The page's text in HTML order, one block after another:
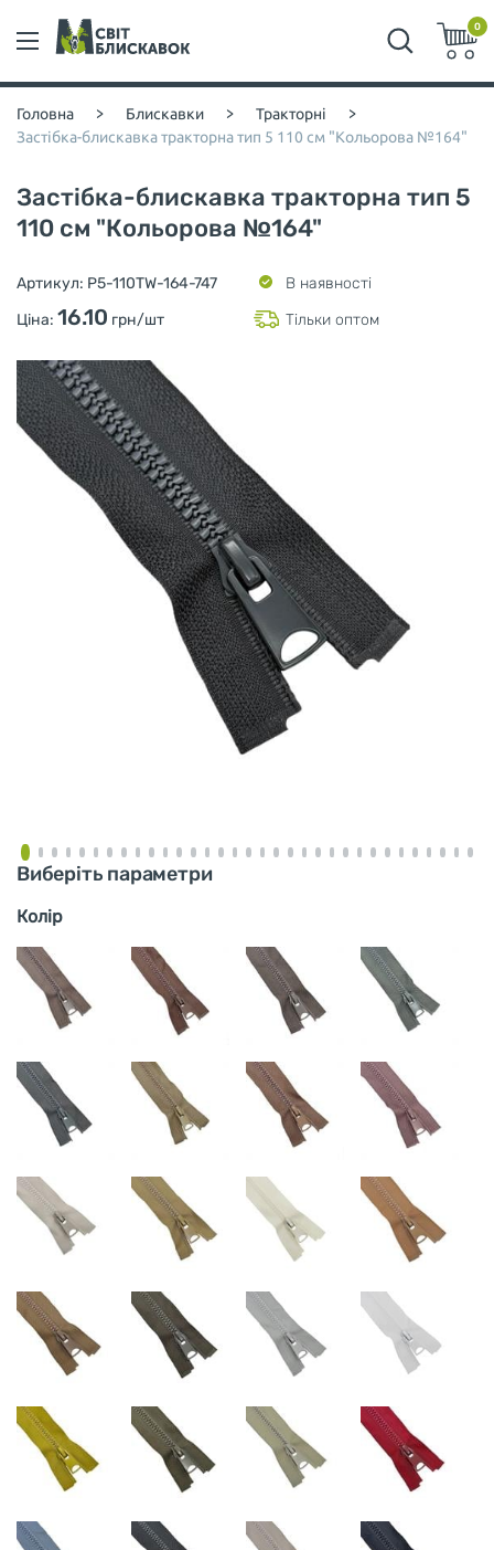
0
Головна > Блискавки > Тракторні >
Застібка-блискавка тракторна тип 5 110 см "Кольорова №164"
Застібка-блискавка тракторна тип 5
110 см "Кольорова №164"
Артикул: P5-110TW-164-747
В наявності
Ціна: 16.10 грн/шт Тільки оптом
Виберіть параметри
Колір